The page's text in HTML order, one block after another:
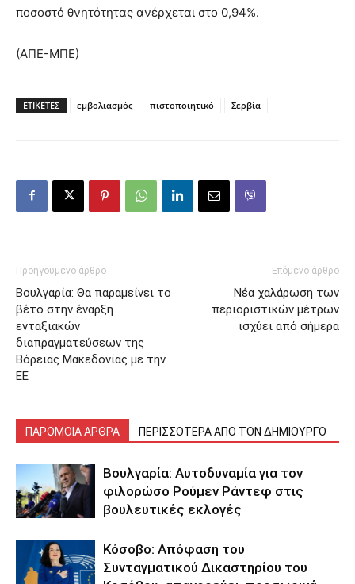
ποσοστό θνητότητας ανέρχεται στο 0,94%.
(ΑΠΕ-ΜΠΕ)
ΕΤΙΚΕΤΕΣ εμβολιασμός πιστοποιητικό Σερβία
Προηγούμενο άρθρο
Βουλγαρία: Θα παραμείνει το
βέτο στην έναρξη
ενταξιακών
διαπραγματεύσεων της
Βόρειας Μακεδονίας με την
ΕΕ
Επόμενο άρθρο
Νέα χαλάρωση των
περιοριστικών μέτρων
ισχύει από σήμερα
ΠΑΡΟΜΟΙΑ ΑΡΘΡΑ ΠΕΡΙΣΣΟΤΕΡΑ ΑΠΟ ΤΟΝ ΔΗΜΙΟΥΡΓΟ
Βουλγαρία: Αυτοδυναμία για τον
φιλορώσο Ρούμεν Ράντεφ στις
βουλευτικές εκλογές
Κόσοβο: Απόφαση του
Συνταγματικού Δικαστηρίου του